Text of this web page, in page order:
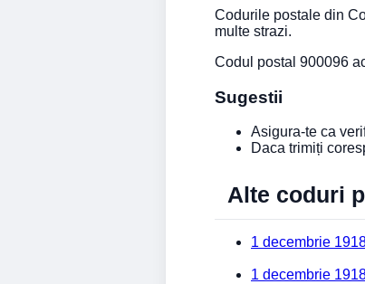
Codurile postale din
multe strazi.
Codul postal 900096
Sugestii
Asigura-te ca
Daca trimiți
Alte coduri
1 decembrie
1 decembrie